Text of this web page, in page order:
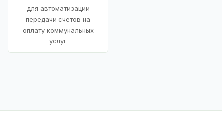
для автоматизации
передачи счетов на
оплату коммунальных
услуг